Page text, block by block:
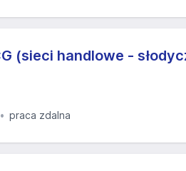
(sieci handlowe -
praca zdalna